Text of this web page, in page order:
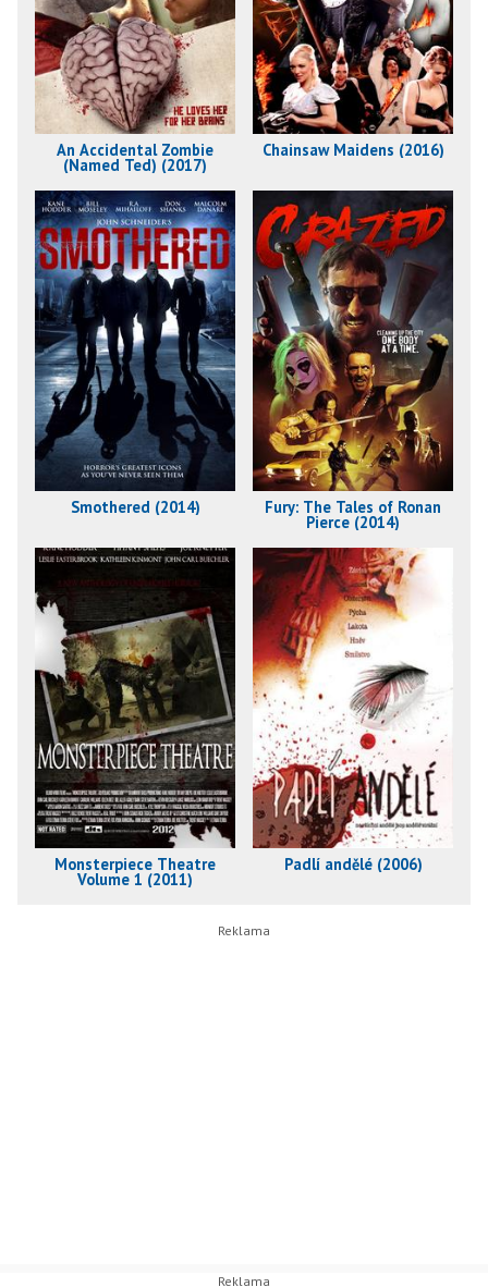
An Accidental Zombie
(Named Ted) (2017)
Chainsaw Maidens (2016)
Smothered (2014) Fury: The Tales of Ronan
Pierce (2014)
Monsterpiece Theatre
Volume 1 (2011)
Padlí andělé (2006)